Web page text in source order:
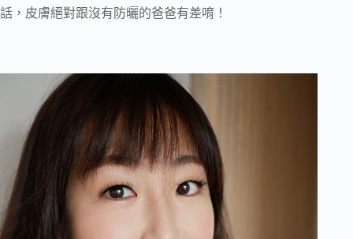
話，皮膚絕對跟沒有防曬的爸爸有差唷！